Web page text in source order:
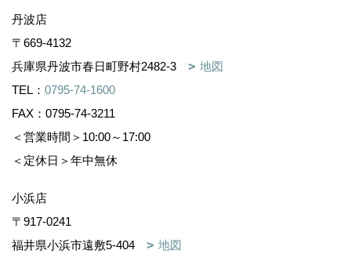
丹波店
〒669-4132
兵庫県丹波市春日町野村2482-3
地図
TEL： 0795-74-1600
FAX：0795-74-3211
＜営業時間＞10:00～17:00
＜定休日＞年中無休
小浜店
〒917-0241
福井県小浜市遠敷5-404
地図